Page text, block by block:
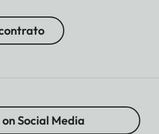
Social Media